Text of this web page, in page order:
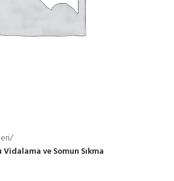
ve Somun Sıkma